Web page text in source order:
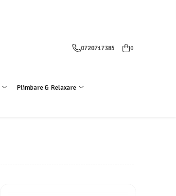
0720717385 0
Plimbare & Relaxare